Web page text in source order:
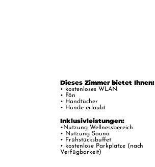
Dieses Zimmer bietet Ihnen:
• kostenloses WLAN
• Fön
• Handtücher
• Hunde erlaubt
Inklusivleistungen:
•Nutzung Wellnessbereich
• Nutzung Sauna
• Frühstücksbuffet
• kostenlose Parkplätze (nach
Verfügbarkeit)